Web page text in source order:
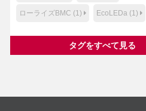
ローライズBMC (1) EcoLEDa (1)
タグをすべて見る